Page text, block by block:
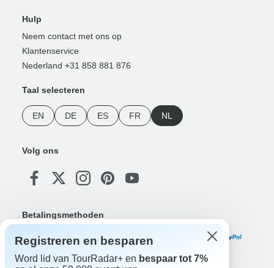
Hulp
Neem contact met ons op
Klantenservice
Nederland +31 858 881 876
Taal selecteren
EN DE ES FR NL
Volg ons
Betalingsmethoden
Registreren en besparen
Word lid van TourRadar+ en bespaar tot 7%